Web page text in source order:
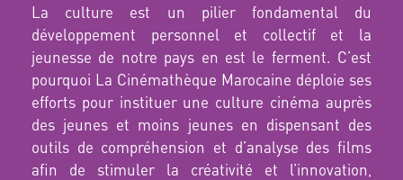
La culture est un pilier fondamental du
développement personnel et collectif et la
jeunesse de notre pays en est le ferment. C’est
pourquoi La Cinémathèque Marocaine déploie ses
efforts pour instituer une culture cinéma auprès
des jeunes et moins jeunes en dispensant des
outils de compréhension et d’analyse des films
afin de stimuler la créativité et l’innovation,